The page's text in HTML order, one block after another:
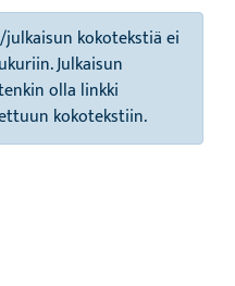
kokotekstiä ei
Julkaisun
olla linkki
kokotekstiin.